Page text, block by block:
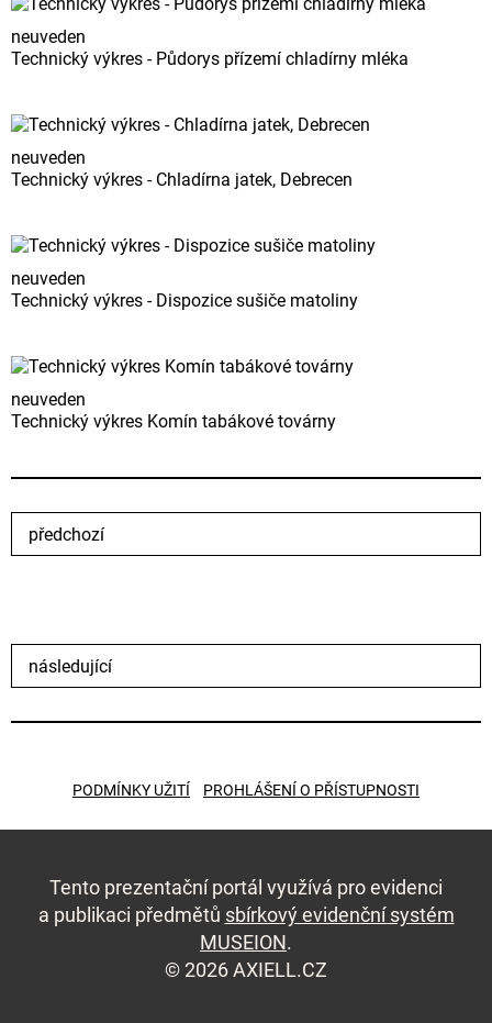
neuveden
Technický výkres - Půdorys přízemí chladírny mléka
neuveden
Technický výkres - Chladírna jatek, Debrecen
neuveden
Technický výkres - Dispozice sušiče matoliny
neuveden
Technický výkres Komín tabákové továrny
předchozí
následující
PODMÍNKY UŽITÍ PROHLÁŠENÍ O PŘÍSTUPNOSTI
Tento prezentační portál využívá pro evidenci
a publikaci předmětů sbírkový evidenční systém
MUSEION.
© 2026 AXIELL.CZ